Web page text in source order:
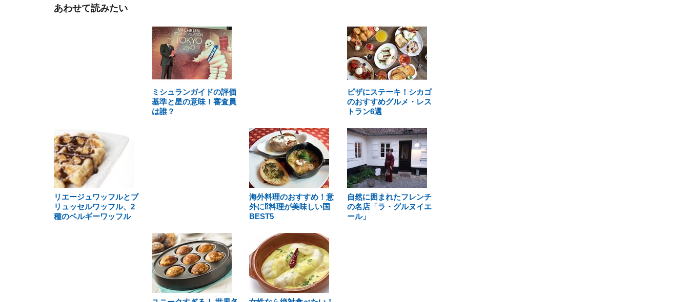
あわせて読みたい
ミシュランガイドの評価
基準と星の意味！審査員
は誰？
ピザにステーキ！シカゴ
のおすすめグルメ・レス
トラン6選
リエージュワッフルとブ
リュッセルワッフル、2
種のベルギーワッフル
海外料理のおすすめ！意
外に⁉料理が美味しい国
BEST5
自然に囲まれたフレンチ
の名店「ラ・グルヌイエ
ール」